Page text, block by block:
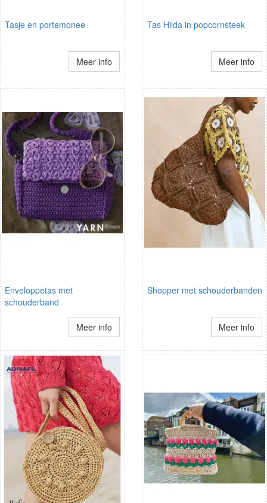
Tasje en portemonee
Meer info
Tas Hilda in popcornsteek
Meer info
Enveloppetas met
schouderband
Meer info
Shopper met schouderbanden
Meer info